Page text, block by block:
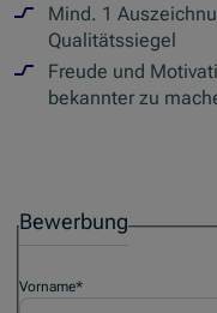
Mind. 1
Qualitätssiegel
Freude und
bekannter zu
Bewerbung
Vorname*